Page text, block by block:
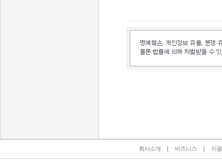
회사소개 비즈니스 이